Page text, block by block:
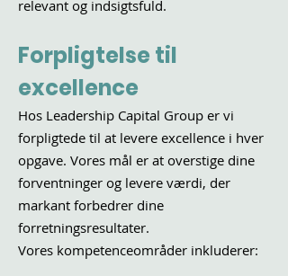
relevant og indsigtsfuld.
Forpligtelse til
excellence
Hos Leadership Capital Group er vi
forpligtede til at levere excellence i hver
opgave. Vores mål er at overstige dine
forventninger og levere værdi, der
markant forbedrer dine
forretningsresultater.
Vores kompetenceområder inkluderer: